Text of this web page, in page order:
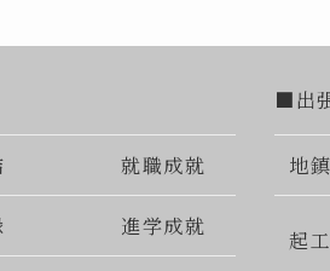
就職成就
進学成就
■出
地
起